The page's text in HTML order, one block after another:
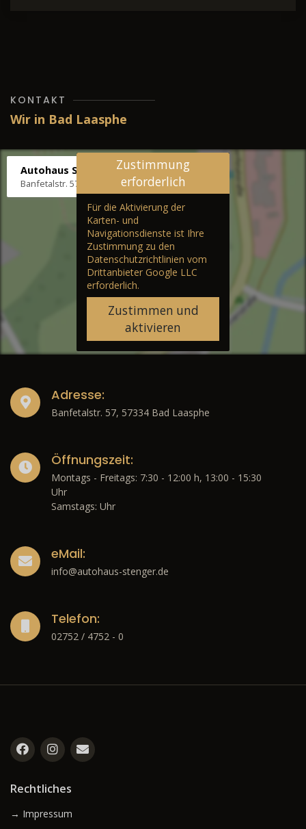
KONTAKT
Wir in Bad Laasphe
Autohaus Stenger
Banfetalstr. 57, 57334 Bad Laasphe
Zustimmung
erforderlich
Für die Aktivierung der
Karten- und
Navigationsdienste ist Ihre
Zustimmung zu den
Datenschutzrichtlinien vom
Drittanbieter Google LLC
erforderlich.
Zustimmen und
aktivieren
Adresse:
Banfetalstr. 57, 57334 Bad Laasphe
Öffnungszeit:
Montags - Freitags: 7:30 - 12:00 h, 13:00 - 15:30
Uhr
Samstags: Uhr
eMail:
info@autohaus-stenger.de
Telefon:
02752 / 4752 - 0
Rechtliches
→ Impressum